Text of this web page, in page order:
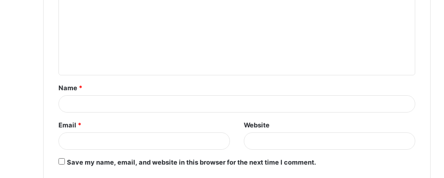
t
*
Name *
Email * Website
Save my name, email, and website in this browser for the next time I comment.